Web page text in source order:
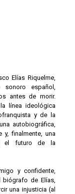
Elías Riquelme,
español,
antes de morir.
línea ideológica
y de la
autobiográfica,
finalmente, una
el futuro de la
y confidente,
de Elías,
una injusticia (al